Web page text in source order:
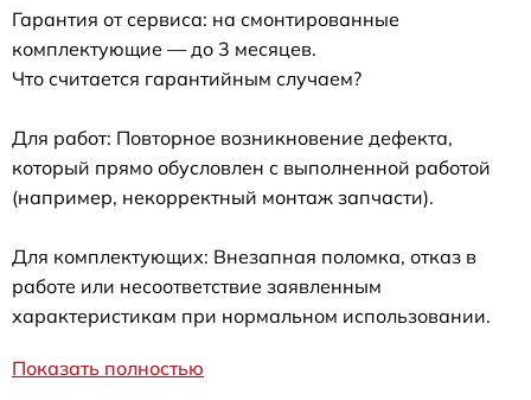
Гарантия от сервиса: на смонтированные
комплектующие — до 3 месяцев.
Что считается гарантийным случаем?
Для работ: Повторное возникновение дефекта,
который прямо обусловлен с выполненной работой
(например, некорректный монтаж запчасти).
Для комплектующих: Внезапная поломка, отказ в
работе или несоответствие заявленным
характеристикам при нормальном использовании.
Показать полностью